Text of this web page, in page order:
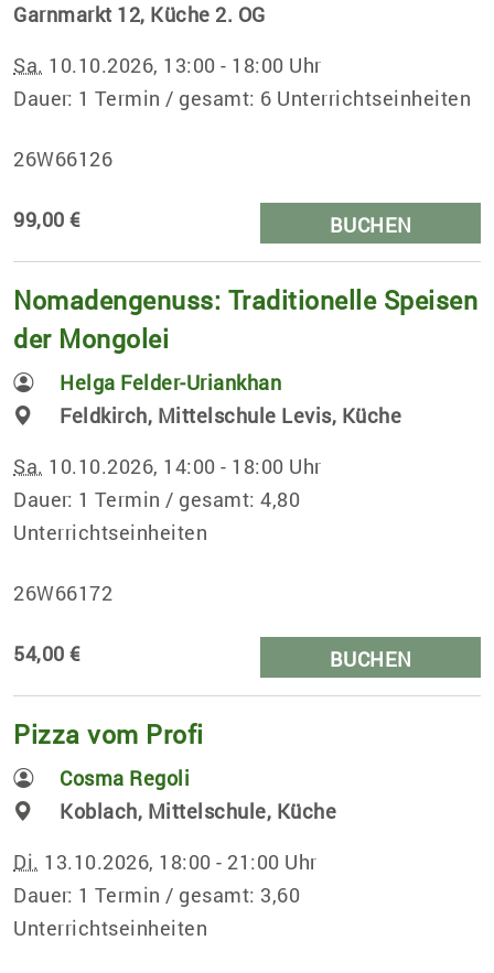
Garnmarkt 12, Küche 2. OG
Sa. 10.10.2026, 13:00 - 18:00 Uhr
Dauer: 1 Termin / gesamt: 6 Unterrichtseinheiten
26W66126
99,00 € BUCHEN
Nomadengenuss: Traditionelle Speisen
der Mongolei
Helga Felder-Uriankhan
Feldkirch, Mittelschule Levis, Küche
Sa. 10.10.2026, 14:00 - 18:00 Uhr
Dauer: 1 Termin / gesamt: 4,80
Unterrichtseinheiten
26W66172
54,00 € BUCHEN
Pizza vom Profi
Cosma Regoli
Koblach, Mittelschule, Küche
Di. 13.10.2026, 18:00 - 21:00 Uhr
Dauer: 1 Termin / gesamt: 3,60
Unterrichtseinheiten